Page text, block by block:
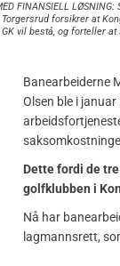
FINANSIELL LØSNING:
forsikrer at
GK vil bestå, og forteller
Banearbeiderne
Olsen ble i
Dette fordi de
golfklubben i
Nå har
lagmannsrett,